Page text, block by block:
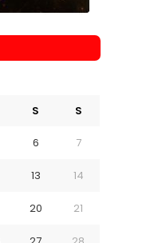
S S
6 7
13 14
20 21